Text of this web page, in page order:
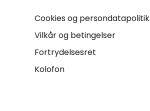
Cookies og persondatapolitik
Vilkår og betingelser
Fortrydelsesret
Kolofon